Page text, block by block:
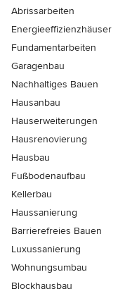
Abrissarbeiten
Energieeffizienzhäuser
Fundamentarbeiten
Garagenbau
Nachhaltiges Bauen
Hausanbau
Hauserweiterungen
Hausrenovierung
Hausbau
Fußbodenaufbau
Kellerbau
Haussanierung
Barrierefreies Bauen
Luxussanierung
Wohnungsumbau
Blockhausbau